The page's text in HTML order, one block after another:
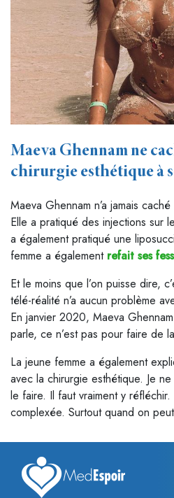
Maeva Ghennam ne
chirurgie esthétique à
Maeva Ghennam n’a jamais
Elle a pratiqué des injections sur
a également pratiqué une
femme a également refait ses
Et le moins que l’on puisse dire,
télé-réalité n’a aucun problème
En janvier 2020, Maeva
parle, ce n’est pas pour faire de
La jeune femme a également
avec la chirurgie esthétique. Je
le faire. Il faut vraiment y
complexée. Surtout quand on